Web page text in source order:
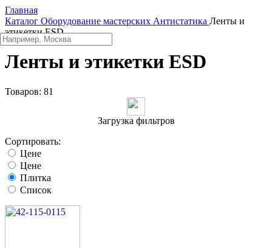
Главная
Каталог Оборудование мастерских Aнтистатика Ленты и
этикетки ESD
Ленты и этикетки ESD
Товаров: 81
Загрузка фильтров
Сортировать:
Цене
Цене
Плитка
Список